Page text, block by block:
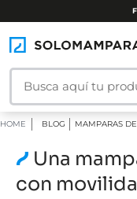
HOME BLOG MAMPARAS
Una
con